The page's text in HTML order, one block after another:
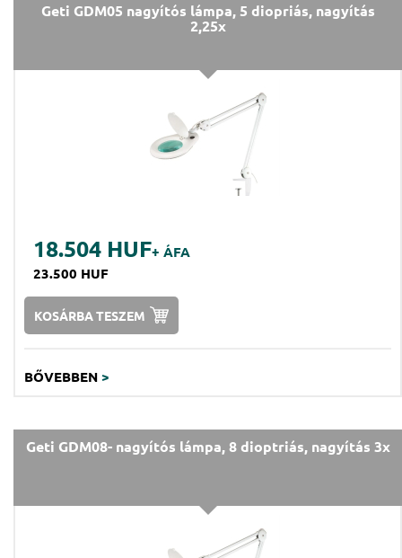
Geti GDM05 nagyítós lámpa, 5 diopriás, nagyítás
2,25x
18.504 HUF+ ÁFA
23.500 HUF
KOSÁRBA TESZEM
BŐVEBBEN >
Geti GDM08- nagyítós lámpa, 8 dioptriás, nagyítás 3x